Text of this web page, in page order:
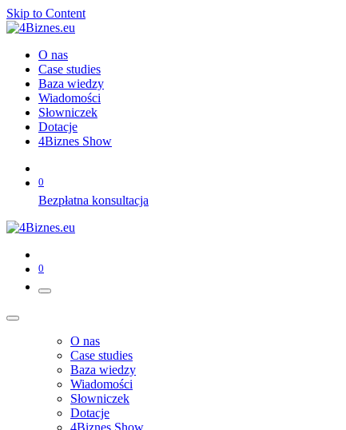
Skip to Content
O nas
Case studies
Baza wiedzy
Wiadomości
Słowniczek
Dotacje
4Biznes Show
0
Bezpłatna konsultacja
0
O nas
Case studies
Baza wiedzy
Wiadomości
Słowniczek
Dotacje
4Biznes Show